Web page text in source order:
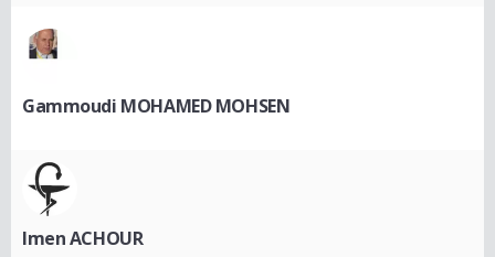
Gammoudi MOHAMED MOHSEN
Imen ACHOUR